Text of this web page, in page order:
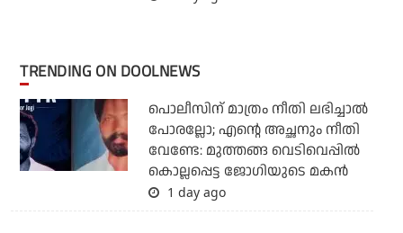
TRENDING ON DOOLNEWS
പൊലീസിന് മാത്രം നീതി ലഭിച്ചാല്‍
പോരല്ലോ; എന്റെ അച്ഛനും നീതി
വേണ്ടേ: മുത്തങ്ങ വെടിവെപ്പില്‍
കൊല്ലപ്പെട്ട ജോഗിയുടെ മകന്‍
1 day ago